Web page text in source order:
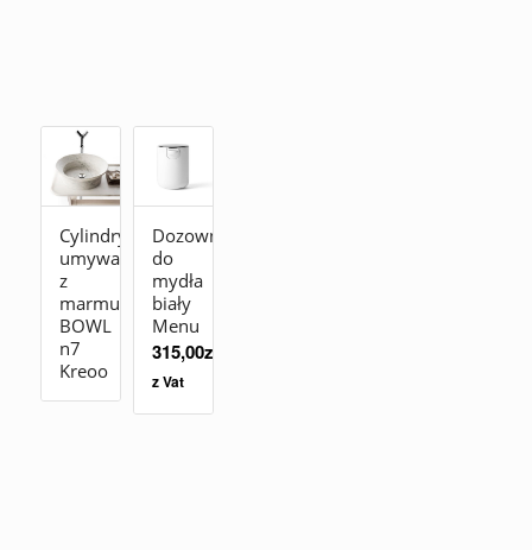
Cylindryczna
umywalka
z
marmuru
BOWL
n7
Kreoo
Dozownik
do
mydła
biały
Menu
315,00zł
z Vat